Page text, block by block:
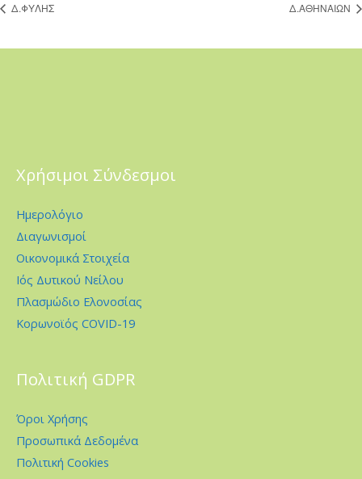
Δ.ΦΥΛΗΣ Δ.ΑΘΗΝΑΙΩΝ
Χρήσιμοι Σύνδεσμοι
Ημερολόγιο
Διαγωνισμοί
Οικονομικά Στοιχεία
Ιός Δυτικού Νείλου
Πλασμώδιο Ελονοσίας
Κορωνοϊός COVID-19
Πολιτική GDPR
Όροι Χρήσης
Προσωπικά Δεδομένα
Πολιτική Cookies